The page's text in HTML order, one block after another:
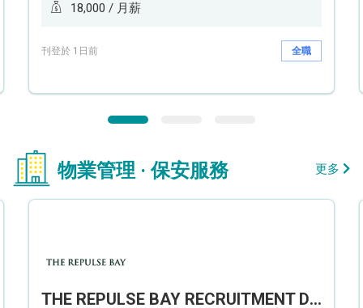
18,000 / 月薪
刊登於 1日前 全職
物業管理 · 保安服務 更多
THE REPULSE BAY RECRUITMENT DAY 淺水灣影灣園人才招聘會